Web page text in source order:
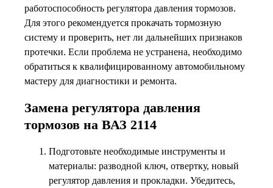
работоспособность регулятора давления тормозов.
Для этого рекомендуется прокачать тормозную
систему и проверить, нет ли дальнейших признаков
протечки. Если проблема не устранена, необходимо
обратиться к квалифицированному автомобильному
мастеру для диагностики и ремонта.
Замена регулятора давления
тормозов на ВАЗ 2114
Подготовьте необходимые инструменты и
материалы: разводной ключ, отвертку, новый
регулятор давления и прокладки. Убедитесь,